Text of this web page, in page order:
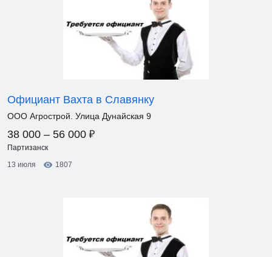
Официант Вахта в Славянку
ООО Агрострой. Улица Дунайская 9
38 000 – 56 000 ₽
Партизанск
13 июля
1807